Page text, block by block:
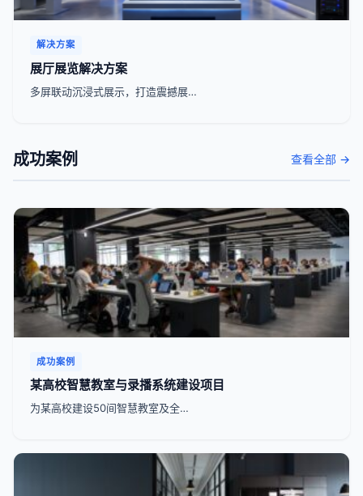
解决方案
展厅展览解决方案
多屏联动沉浸式展示，打造震撼展…
成功案例 查看全部 →
成功案例
某高校智慧教室与录播系统建设项目
为某高校建设50间智慧教室及全…